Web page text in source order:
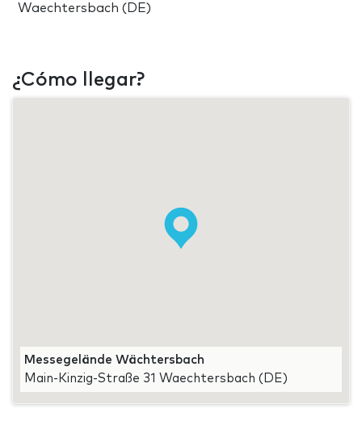
Waechtersbach (DE)
¿Cómo llegar?
Messegelände Wächtersbach
Main-Kinzig-Straße 31 Waechtersbach (DE)